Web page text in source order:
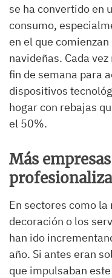
se ha convertido en
consumo,
en el que
navideñas. Cada
fin de semana para
dispositivos
hogar con rebajas
el 50%.
Más
En sectores como
decoración o los
han ido
año. Si antes eran
que impulsaban